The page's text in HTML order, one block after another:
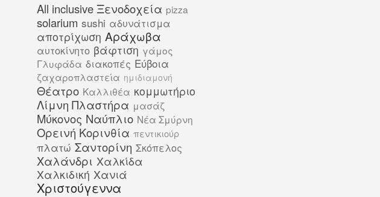
All inclusive Ξενοδοχεία pizza
solarium sushi αδυνάτισμα
αποτρίχωση Αράχωβα
αυτοκίνητο βάφτιση γάμος
Γλυφάδα διακοπές Εύβοια
ζαχαροπλαστεία ημιδιαμονή
Θέατρο Καλλιθέα κομμωτήριο
Λίμνη Πλαστήρα μασάζ
Μύκονος Ναύπλιο Νέα Σμύρνη
Ορεινή Κορινθία πεντικιούρ
πλατώ Σαντορίνη Σκόπελος
Χαλάνδρι Χαλκίδα
Χαλκιδική Χανιά
Χριστούγεννα